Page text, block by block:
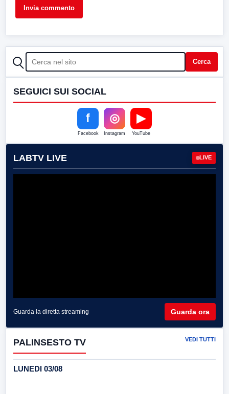
CERCA Cerca
SEGUICI SUI SOCIAL
f
Facebook
◎
Instagram
▶
YouTube
LABTV LIVE LIVE
Guarda la diretta streaming Guarda ora
PALINSESTO TV VEDI TUTTI
LUNEDI 03/08